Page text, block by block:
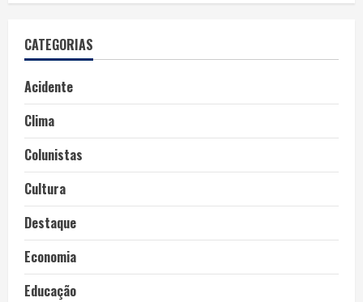
CATEGORIAS
Acidente
Clima
Colunistas
Cultura
Destaque
Economia
Educação